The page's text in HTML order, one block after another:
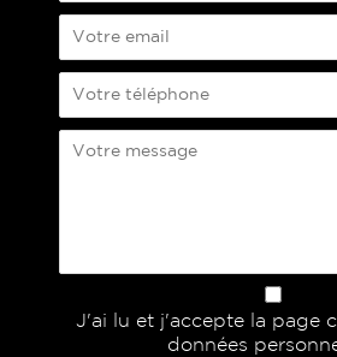
J'ai lu et j'accepte la page
données